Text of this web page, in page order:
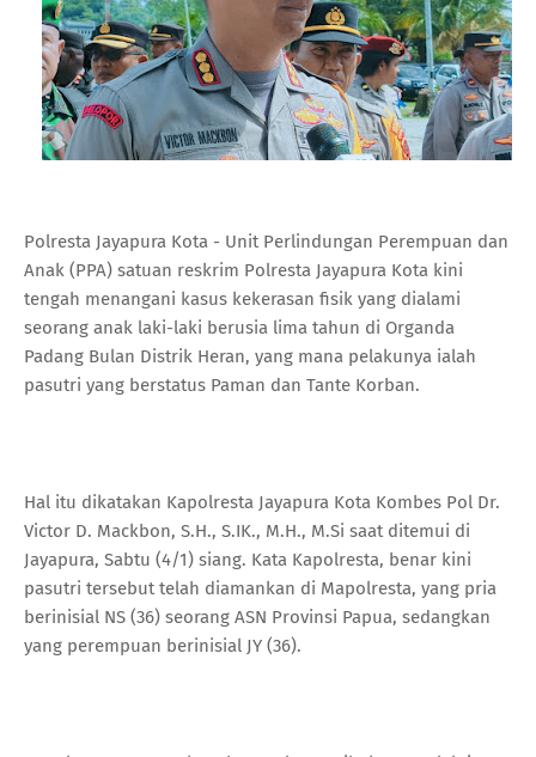
Polresta Jayapura Kota - Unit Perlindungan Perempuan dan
Anak (PPA) satuan reskrim Polresta Jayapura Kota kini
tengah menangani kasus kekerasan fisik yang dialami
seorang anak laki-laki berusia lima tahun di Organda
Padang Bulan Distrik Heran, yang mana pelakunya ialah
pasutri yang berstatus Paman dan Tante Korban.
Hal itu dikatakan Kapolresta Jayapura Kota Kombes Pol Dr.
Victor D. Mackbon, S.H., S.IK., M.H., M.Si saat ditemui di
Jayapura, Sabtu (4/1) siang. Kata Kapolresta, benar kini
pasutri tersebut telah diamankan di Mapolresta, yang pria
berinisial NS (36) seorang ASN Provinsi Papua, sedangkan
yang perempuan berinisial JY (36).